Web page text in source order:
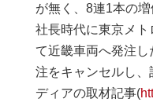
が無く、8連1本の
社長時代に東京メ
て近畿車両へ発注
注をキャンセルし、
ディアの取材記事(